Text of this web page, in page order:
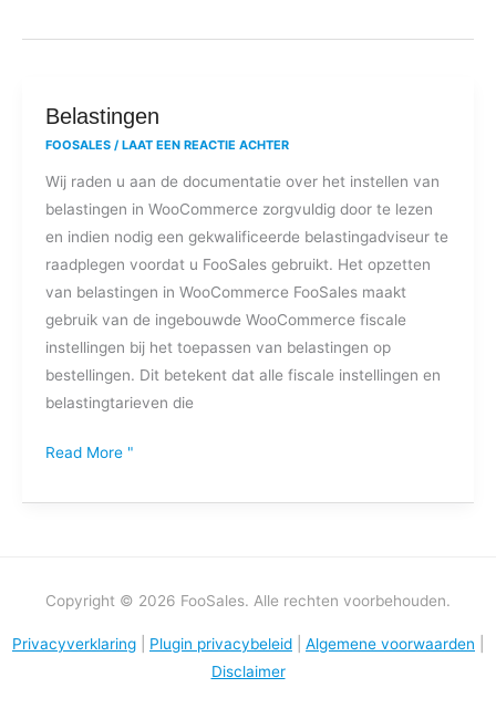
Belastingen
FOOSALES / LAAT EEN REACTIE ACHTER
Wij raden u aan de documentatie over het instellen van
belastingen in WooCommerce zorgvuldig door te lezen
en indien nodig een gekwalificeerde belastingadviseur te
raadplegen voordat u FooSales gebruikt. Het opzetten
van belastingen in WooCommerce FooSales maakt
gebruik van de ingebouwde WooCommerce fiscale
instellingen bij het toepassen van belastingen op
bestellingen. Dit betekent dat alle fiscale instellingen en
belastingtarieven die
Belastingen
Read More "
Copyright © 2026 FooSales. Alle rechten voorbehouden.
Privacyverklaring Plugin privacybeleid Algemene voorwaarden
Disclaimer